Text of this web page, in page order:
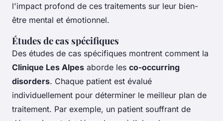
l'impact profond de ces traitements sur leur bien-
être mental et émotionnel.
Études de cas spécifiques
Des études de cas spécifiques montrent comment la
Clinique Les Alpes aborde les co-occurring
disorders. Chaque patient est évalué
individuellement pour déterminer le meilleur plan de
traitement. Par exemple, un patient souffrant de